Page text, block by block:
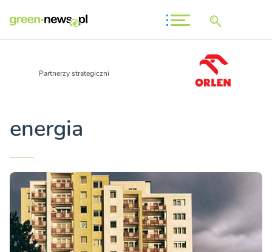
Partnerzy strategiczni
energia